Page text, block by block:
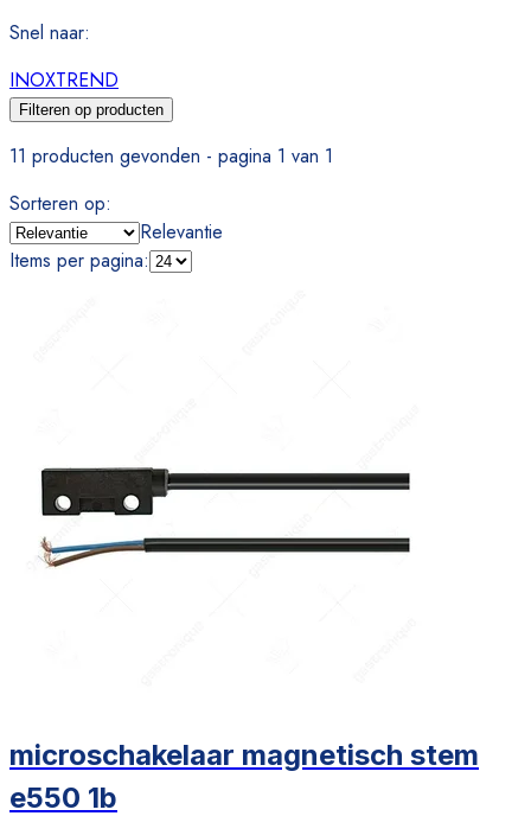
Snel naar:
INOXTREND
Filteren op producten
11 producten gevonden - pagina 1 van 1
Sorteren op:
Relevantie
Items per pagina:
microschakelaar magnetisch stem
e550 1b